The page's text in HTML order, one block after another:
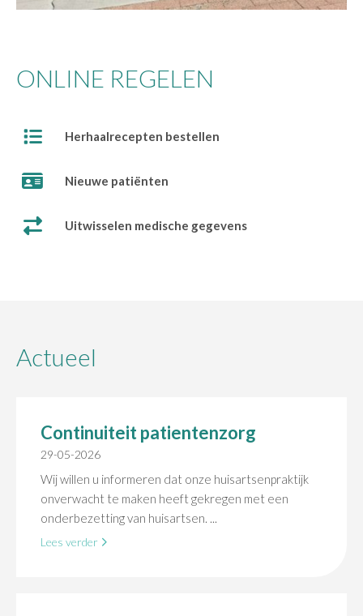
ONLINE REGELEN
Herhaalrecepten bestellen
Nieuwe patiënten
Uitwisselen medische gegevens
Actueel
Continuiteit patientenzorg
29-05-2026
Wij willen u informeren dat onze huisartsenpraktijk
onverwacht te maken heeft gekregen met een
onderbezetting van huisartsen. ...
Lees verder